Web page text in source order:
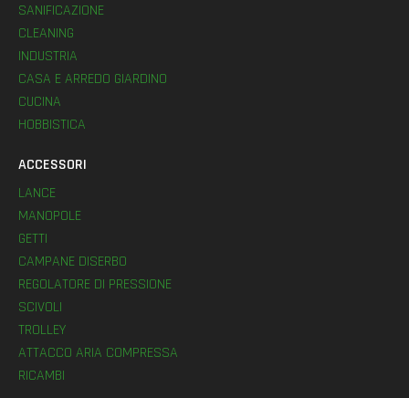
SANIFICAZIONE
CLEANING
INDUSTRIA
CASA E ARREDO GIARDINO
CUCINA
HOBBISTICA
ACCESSORI
LANCE
MANOPOLE
GETTI
CAMPANE DISERBO
REGOLATORE DI PRESSIONE
SCIVOLI
TROLLEY
ATTACCO ARIA COMPRESSA
RICAMBI